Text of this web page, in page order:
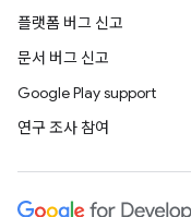
플랫폼 버그 신고
문서 버그 신고
Google Play support
연구 조사 참여